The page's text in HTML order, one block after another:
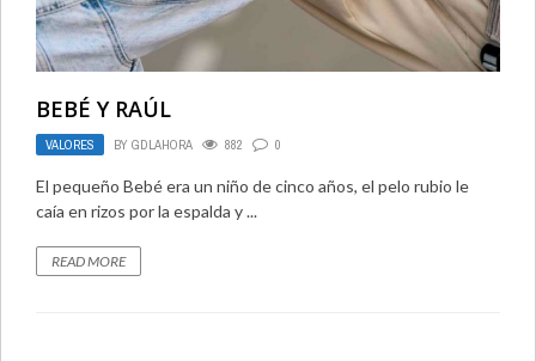
BEBÉ Y RAÚL
VALORES BY GDLAHORA 882 0
El pequeño Bebé era un niño de cinco años, el pelo rubio le
caía en rizos por la espalda y ...
READ MORE